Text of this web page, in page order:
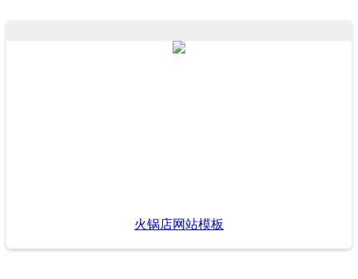
火锅店网站模板